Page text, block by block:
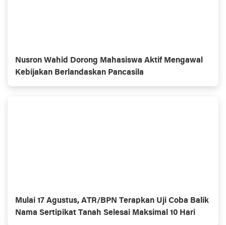
Nusron Wahid Dorong Mahasiswa Aktif Mengawal
Kebijakan Berlandaskan Pancasila
Mulai 17 Agustus, ATR/BPN Terapkan Uji Coba Balik
Nama Sertipikat Tanah Selesai Maksimal 10 Hari